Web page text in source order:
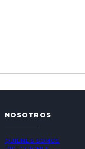
NOSOTROS
QUIÉNES SOMOS